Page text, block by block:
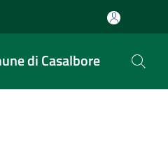
di Casalbore